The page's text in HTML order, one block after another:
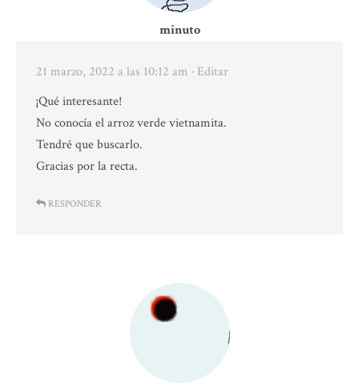
minuto
21 marzo, 2022 a las 10:12 am · Editar
¡Qué interesante!
No conocía el arroz verde vietnamita.
Tendré que buscarlo.
Gracias por la recta.
RESPONDER